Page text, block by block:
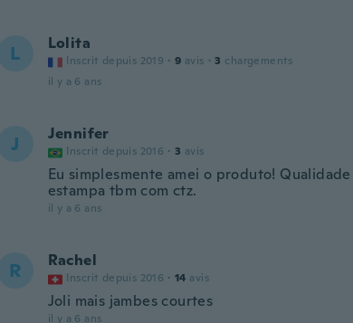
L Lolita
Inscrit depuis 2019 · 9 avis · 3 chargements
il y a 6 ans
J Jennifer
Inscrit depuis 2016 · 3 avis
Eu simplesmente amei o produto!
estampa tbm com ctz.
il y a 6 ans
R Rachel
Inscrit depuis 2016 · 14 avis
Joli mais jambes courtes
il y a 6 ans